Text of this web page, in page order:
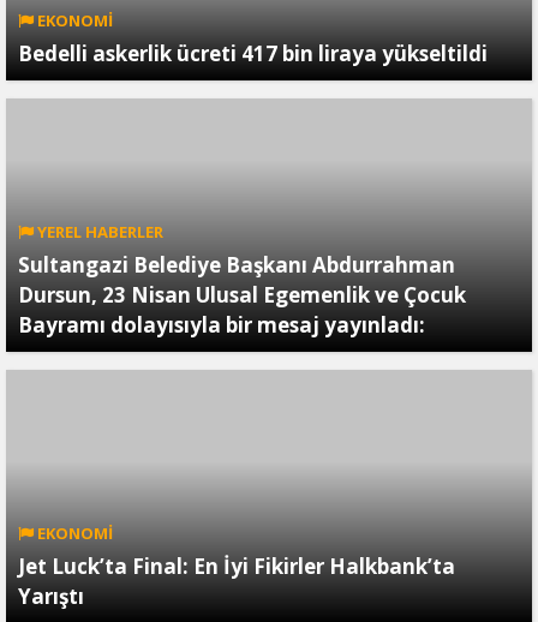
EKONOMİ
Bedelli askerlik ücreti 417 bin liraya yükseltildi
YEREL HABERLER
Sultangazi Belediye Başkanı Abdurrahman
Dursun, 23 Nisan Ulusal Egemenlik ve Çocuk
Bayramı dolayısıyla bir mesaj yayınladı:
EKONOMİ
Jet Luck’ta Final: En İyi Fikirler Halkbank’ta
Yarıştı